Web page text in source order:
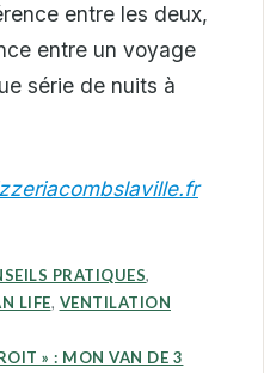
entre les deux,
entre un voyage
série de nuits à
PRATIQUES,
LIFE, VENTILATION
» : MON VAN DE 3